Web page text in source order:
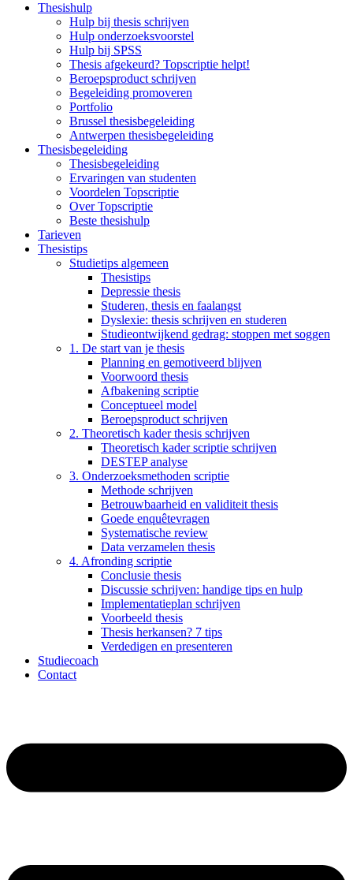
Thesishulp
Hulp bij thesis schrijven
Hulp onderzoeksvoorstel
Hulp bij SPSS
Thesis afgekeurd? Topscriptie helpt!
Beroepsproduct schrijven
Begeleiding promoveren
Portfolio
Brussel thesisbegeleiding
Antwerpen thesisbegeleiding
Thesisbegeleiding
Thesisbegeleiding
Ervaringen van studenten
Voordelen Topscriptie
Over Topscriptie
Beste thesishulp
Tarieven
Thesistips
Studietips algemeen
Thesistips
Depressie thesis
Studeren, thesis en faalangst
Dyslexie: thesis schrijven en studeren
Studieontwijkend gedrag: stoppen met soggen
1. De start van je thesis
Planning en gemotiveerd blijven
Voorwoord thesis
Afbakening scriptie
Conceptueel model
Beroepsproduct schrijven
2. Theoretisch kader thesis schrijven
Theoretisch kader scriptie schrijven
DESTEP analyse
3. Onderzoeksmethoden scriptie
Methode schrijven
Betrouwbaarheid en validiteit thesis
Goede enquêtevragen
Systematische review
Data verzamelen thesis
4. Afronding scriptie
Conclusie thesis
Discussie schrijven: handige tips en hulp
Implementatieplan schrijven
Voorbeeld thesis
Thesis herkansen? 7 tips
Verdedigen en presenteren
Studiecoach
Contact